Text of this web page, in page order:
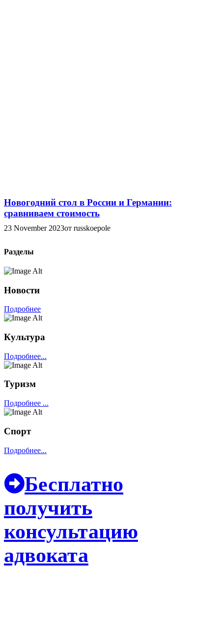
Новогодний стол в России и Германии:
сравниваем стоимость
23 November 2023от russkoepole
Разделы
Новости
Подробнее
Культура
Подробнее...
Туризм
Подробнее ...
Спорт
Подробнее...
Бесплатно
получить
консультацию
адвоката